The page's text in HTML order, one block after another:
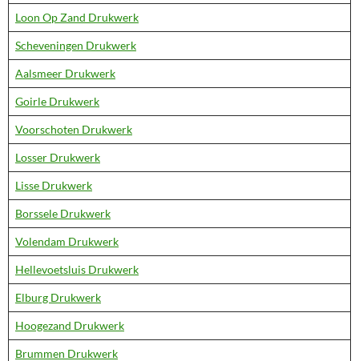
Loon Op Zand Drukwerk
Scheveningen Drukwerk
Aalsmeer Drukwerk
Goirle Drukwerk
Voorschoten Drukwerk
Losser Drukwerk
Lisse Drukwerk
Borssele Drukwerk
Volendam Drukwerk
Hellevoetsluis Drukwerk
Elburg Drukwerk
Hoogezand Drukwerk
Brummen Drukwerk